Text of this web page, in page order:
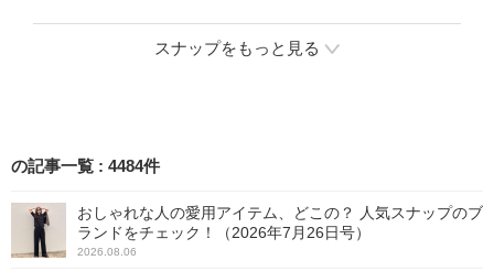
す。またレースブラウスにスナップをもっと見る
の記事一覧 : 4484件
おしゃれな人の愛用アイテム、どこの？ 人気スナップのブ
ランドをチェック！（2026年7月26日号）
2026.08.06